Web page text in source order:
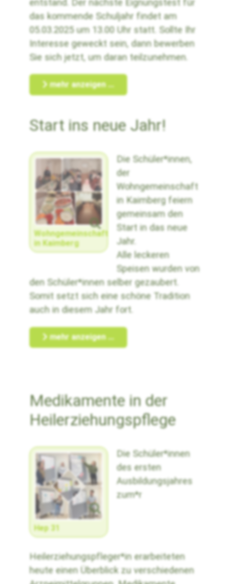
das kommende Schuljahr findet am
05.03.2025 um 13.00 Uhr statt. Sollte Ihr
Interesse geweckt sein, dann bewerben
Sie sich jetzt, um daran teilzunehmen.
mehr anzeigen ...
Start ins neue Jahr!
Wohngemeinschaft
in Kaimberg
Die Schüler*innen,
der
Wohngemeinschaft
in Kaimberg feiern
gemeinsam den
Start in das neue
Jahr.
Alle leckeren
Speisen wurden von
den Schüler*innen selber gezaubert.
Somit setzt sich eine schöne Tradition
auch in diesem Jahr fort.
mehr anzeigen ...
Medikamente in der
Heilerziehungspflege
Hep 31
Die Schüler*innen
des ersten
Ausbildungsjahres
zum*r
Heilerziehungspfleger*in erarbeiteten
heute einen Überblick zu verschiedenen